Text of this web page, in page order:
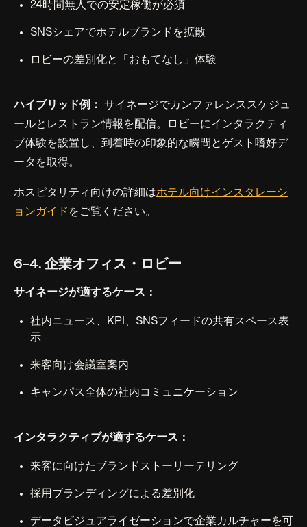
24時間無人での安定稼働が必須
SNSシェアでホテルブランドを拡散
ロビーの差別化と「おもてなし」体験
ハイブリッド例：
サイネージでカンファレンススケジュ
ールとレストラン情報を配信。ロビーにインタラクティ
ブ体験を設置し、到着時の印象的な瞬間とゲスト嗜好デ
ータを取得。
ホスピタリティ向けの詳細はホテル向けインスタレーシ
ョンガイド をご覧ください。
6-4. 企業オフィス・ロビー
サイネージが適するケース：
社内ニュース、KPI、SNSフィードの共有スペース表
示
来客向け会議室案内
キャンパス全体の社内コミュニケーション
インタラクティブが適するケース：
来客に向けたブランドストーリーテリング
採用ブランディングによる差別化
データビジュアライゼーションで企業カルチャーを可